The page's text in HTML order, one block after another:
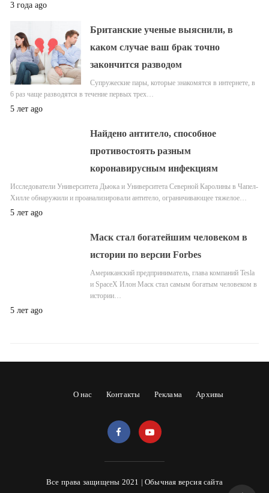
3 года ago
Британские ученые выяснили, в
каком случае ваш брак точно
закончится разводом
Супружеские пары, которые знакомятся в интернете, в
6 раз чаще разводятся в течение первых трех…
5 лет ago
Найдено антитело, способное
противостоять разным
коронавирусным инфекциям
Исследователи Университета Дьюка и Университета Северной Каролины в Чапел-
Хилле обнаружили и проанализировали антитело, ограничивающее тяжелое…
5 лет ago
Маск стал богатейшим человеком в
истории по версии Forbes
Американский предприниматель, глава компаний Tesla
и SpaceX Илон Маск стал самым богатым человеком в
истории…
5 лет ago
О нас Контакты Реклама Архивы
Все права защищены 2021 |Обычная версия сайта